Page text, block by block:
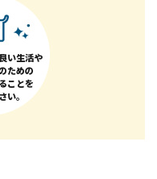
い生活や
ための
ことを
い。